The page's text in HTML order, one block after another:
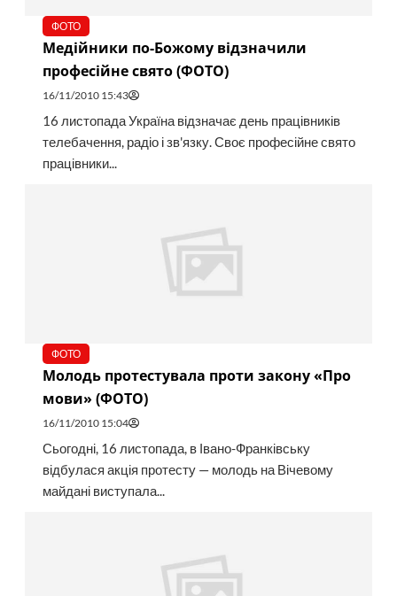
ФОТО
Медійники по-Божому відзначили
професійне свято (ФОТО)
16/11/2010 15:43
16 листопада Україна відзначає день працівників
телебачення, радіо і зв'язку. Своє професійне свято
працівники...
ФОТО
Молодь протестувала проти закону «Про
мови» (ФОТО)
16/11/2010 15:04
Сьогодні, 16 листопада, в Івано-Франківську
відбулася акція протесту — молодь на Вічевому
майдані виступала...